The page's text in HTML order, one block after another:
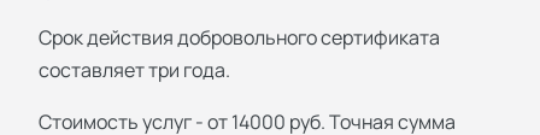
Срок действия добровольного сертификата
составляет три года.
Стоимость услуг - от 14000 руб. Точная сумма